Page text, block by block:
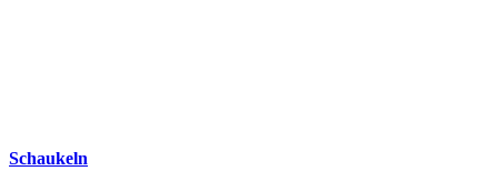
Schaukeln